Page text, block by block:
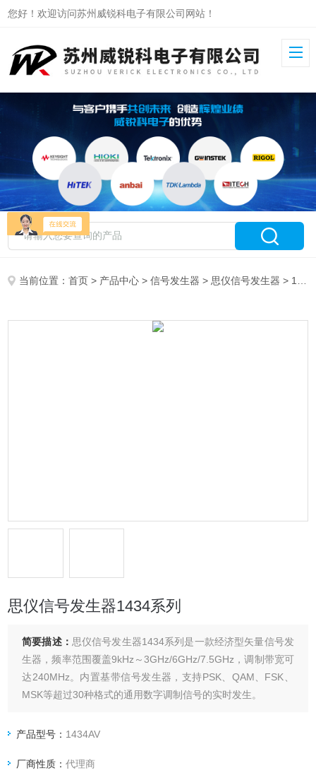
您好！欢迎访问苏州威锐科电子有限公司网站！
当前位置：首页 > 产品中心 >信号发生器 > 思仪信号发生器 > 1434AV思仪信号发生器1434系列
思仪信号发生器1434系列
简要描述： 思仪信号发生器1434系列是一款经济型矢量信号发
生器，频率范围覆盖9kHz～3GHz/6GHz/7.5GHz，调制带宽可
达240MHz。内置基带信号发生器，支持PSK、QAM、FSK、
MSK等超过30种格式的通用数字调制信号的实时发生。
产品型号： 1434AV
厂商性质：代理商